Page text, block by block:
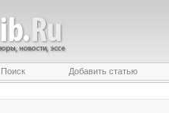
Поиск Добавить статью